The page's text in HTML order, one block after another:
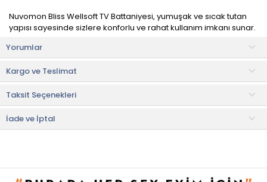
Nuvomon Bliss Wellsoft TV Battaniyesi, yumuşak ve sıcak tutan
yapısı sayesinde sizlere konforlu ve rahat kullanım imkanı sunar.
Yaşam alanlarınızda en sevdiğiniz roman ve bir fincan çay
keyfinize eşlik edecektir. Ayrıca film keyfiniz, balkon keyfiniz veya
kamp aktiviteleriniz için uygundur.
Kullanım ve Bakım Bilgileri
• 30°C'ye kadar yıkanabilir.
Faydalı Bilgiler & İpuçları
kullanabilir veya sevdiklerinize hediye edebilirsiniz.
Yorumlar
Kargo ve Teslimat
Taksit Seçenekleri
İade ve İptal